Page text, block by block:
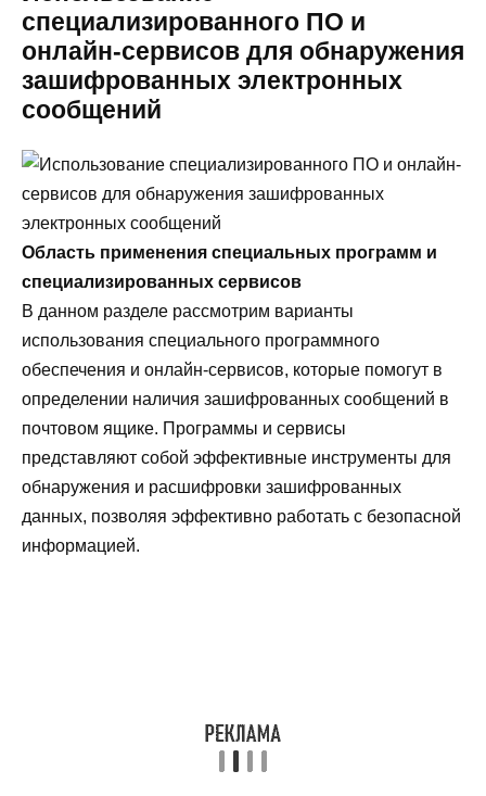
специализированного ПО и
онлайн-сервисов для обнаружения
зашифрованных электронных
сообщений
Область применения специальных программ и
специализированных сервисов
В данном разделе рассмотрим варианты
использования специального программного
обеспечения и онлайн-сервисов, которые помогут в
определении наличия зашифрованных сообщений в
почтовом ящике. Программы и сервисы
представляют собой эффективные инструменты для
обнаружения и расшифровки зашифрованных
данных, позволяя эффективно работать с безопасной
информацией.